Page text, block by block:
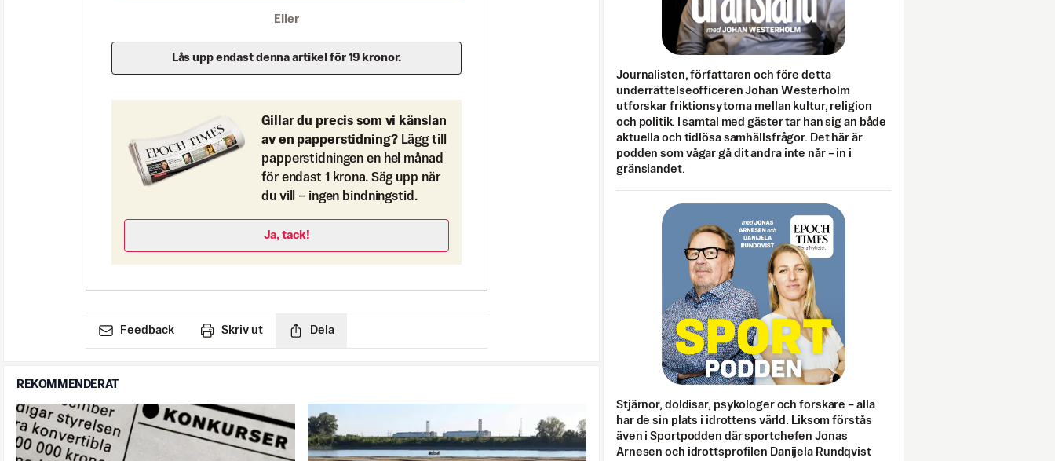
Eller
Lås upp endast denna artikel för 19 kronor.
Gillar du precis som vi känslan
av en papperstidning? Lägg till
papperstidningen en hel månad
för endast 1 krona. Säg upp när
du vill – ingen bindningstid.
Ja, tack!
Feedback Skriv ut Dela
REKOMMENDERAT
Journalisten, författaren och före detta
underrättelseofficeren Johan Westerholm
utforskar friktionsytorna mellan kultur, religion
och politik. I samtal med gäster tar han sig an både
aktuella och tidlösa samhällsfrågor. Det här är
podden som vågar gå dit andra inte når – in i
gränslandet.
Stjärnor, doldisar, psykologer och forskare – alla
har de sin plats i idrottens värld. Liksom förstås
även i Sportpodden där sportchefen Jonas
Arnesen och idrottsprofilen Danijela Rundqvist